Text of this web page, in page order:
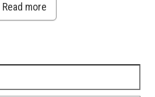
Read more